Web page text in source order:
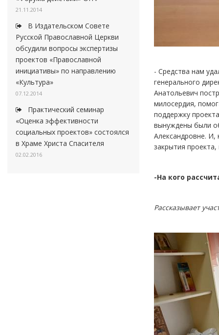
21.11.2014
В Издательском Совете
Русской Православной Церкви
обсудили вопросы экспертизы
проектов «Православной
инициативы» по направлению
«Культура»
07.12.2014
Практический семинар
«Оценка эффективности
социальных проектов» состоялся
в Храме Христа Спасителя
02.02.2016
- Средства нам
генерального
Анатольевич
милосердия,
поддержку
вынуждены были
Александровне. И,
закрытия
-На кого
Рассказывает